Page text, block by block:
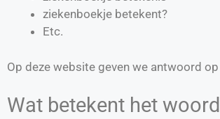
ziekenboekje betekent?
Etc.
Op deze website geven we antwoord
Wat betekent het